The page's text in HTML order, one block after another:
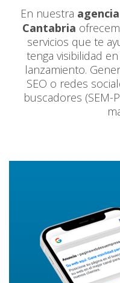
En nuestra
Cantabria
servicios que te
tenga visibilidad
lanzamiento.
SEO o redes
buscadores (SEM-